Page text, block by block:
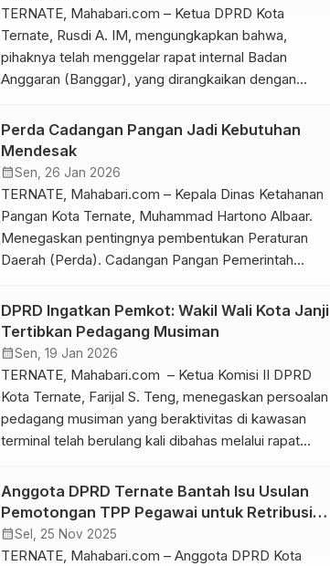
TERNATE, Mahabari.com – Ketua DPRD Kota
Ternate, Rusdi A. IM, mengungkapkan bahwa,
pihaknya telah menggelar rapat internal Badan
Anggaran (Banggar), yang dirangkaikan dengan
kinerja awal tahun. Menurut Rusdi, rapat tersebut
membahas capaian kinerja serta sejumlah isu
strategis yang kemungkinan akan dihadapi ke depan,
termasuk kebijakan nasional terkait efisiensi […]
Perda Cadangan Pangan Jadi Kebutuhan
Mendesak
calendar_monthSen, 26 Jan 2026
TERNATE, Mahabari.com – Kepala Dinas Ketahanan
Pangan Kota Ternate, Muhammad Hartono Albaar.
Menegaskan pentingnya pembentukan Peraturan
Daerah (Perda). Cadangan Pangan Pemerintah
potensi bencana dan gejolak harga pangan. Hal
tersebut disampaikan Hartono, usai mengikuti rapat
koordinasi bersama Tim Panitia Khusus (Pansus),
DPRD Kota Ternate, Senin (26/1/2026). Ia
mengatakan, kewajiban pemerintah daerah […]
DPRD Ingatkan Pemkot: Wakil Wali Kota Janji
Tertibkan Pedagang Musiman
calendar_monthSen, 19 Jan 2026
TERNATE, Mahabari.com – Ketua Komisi II DPRD
Kota Ternate, Farijal S. Teng, menegaskan persoalan
pedagang musiman yang beraktivitas di kawasan
terminal telah berulang kali dibahas melalui rapat
Panitia Khusus (Pansus) LKPJ tahun sebelumnya.
Farijal menekankan bahwa rekomendasi Pansus LKPJ
merupakan bagian dari fungsi pengawasan DPRD
yang wajib ditindaklanjuti oleh […]
Anggota DPRD Ternate Bantah Isu Usulan
Pemotongan TPP Pegawai untuk Retribusi
Parkir
calendar_monthSel, 25 Nov 2025
TERNATE, Mahabari.com – Anggota DPRD Kota